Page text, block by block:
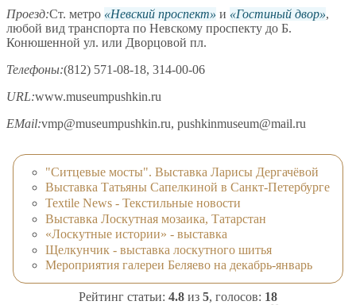
Проезд:Ст. метро Невский проспект и Гостиный двор ,
любой вид транспорта по Невскому проспекту до Б.
Конюшенной ул. или Дворцовой пл.
Телефоны:(812) 571-08-18, 314-00-06
URL:www.museumpushkin.ru
EMail:vmp@museumpushkin.ru, pushkinmuseum@mail.ru
"Ситцевые мосты". Выставка Ларисы Дергачёвой
Выставка Татьяны Сапелкиной в Санкт-Петербурге
Textile News - Текстильные новости
Выставка Лоскутная мозаика, Татарстан
«Лоскутные истории» - выставка
Щелкунчик - выставка лоскутного шитья
Мероприятия галереи Беляево на декабрь-январь
Рейтинг статьи: 4.8 из 5, голосов: 18